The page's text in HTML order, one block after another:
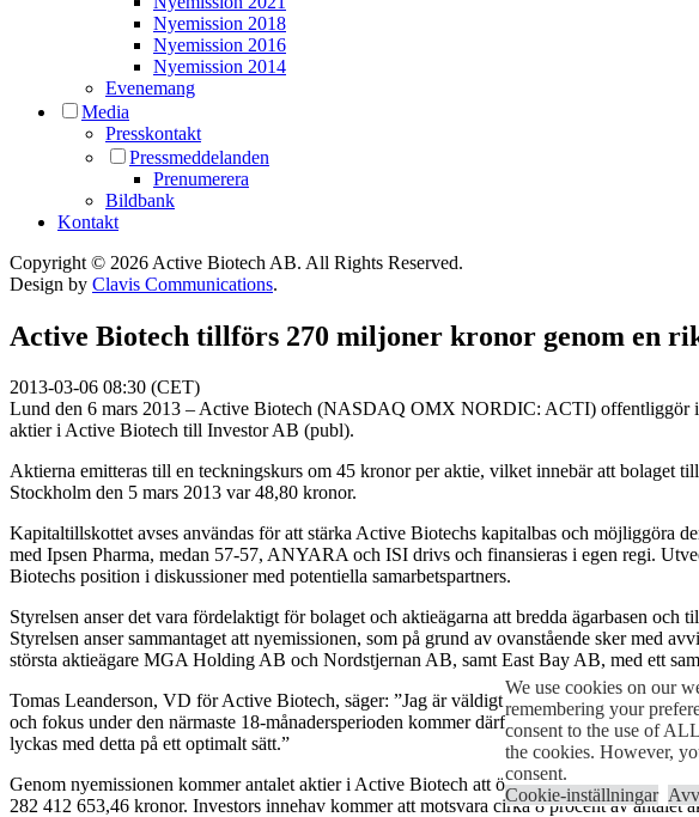
Nyemission 2018
Nyemission 2016
Nyemission 2014
Evenemang
Media
Presskontakt
Pressmeddelanden
Prenumerera
Bildbank
Kontakt
Copyright © 2026 Active Biotech AB. All Rights Reserved.
Design by Clavis Communications.
Active Biotech tillförs 270 miljoner kronor genom en
2013-03-06 08:30 (CET)
Lund den 6 mars 2013 – Active Biotech (NASDAQ OMX NORDIC: ACTI) offentliggör
aktier i Active Biotech till Investor AB (publ).
Aktierna emitteras till en teckningskurs om 45 kronor per aktie, vilket innebär att
Stockholm den 5 mars 2013 var 48,80 kronor.
Kapitaltillskottet avses användas för att stärka Active Biotechs kapitalbas och möjliggöra
med Ipsen Pharma, medan 57-57, ANYARA och ISI drivs och finansieras i egen regi.
Biotechs position i diskussioner med potentiella samarbetspartners.
Styrelsen anser det vara fördelaktigt för bolaget och aktieägarna att bredda ägarbasen
Styrelsen anser sammantaget att nyemissionen, som på grund av ovanstående sker med
största aktieägare MGA Holding AB och Nordstjernan AB, samt East Bay AB, med ett
Tomas Leanderson, VD för Active Biotech, säger: ”Jag är väldigt nöjd med att kunna
och fokus under den närmaste 18-månadersperioden kommer därför att vara att hitta rätt
lyckas med detta på ett optimalt sätt.”
Genom nyemissionen kommer antalet aktier i Active Biotech att öka med 6 000 000
282 412 653,46 kronor. Investors innehav kommer att motsvara cirka 8 procent av antalet
We use cookies on our
remembering your
consent to the use of
the cookies. However,
consent.
Cookie-inställningar